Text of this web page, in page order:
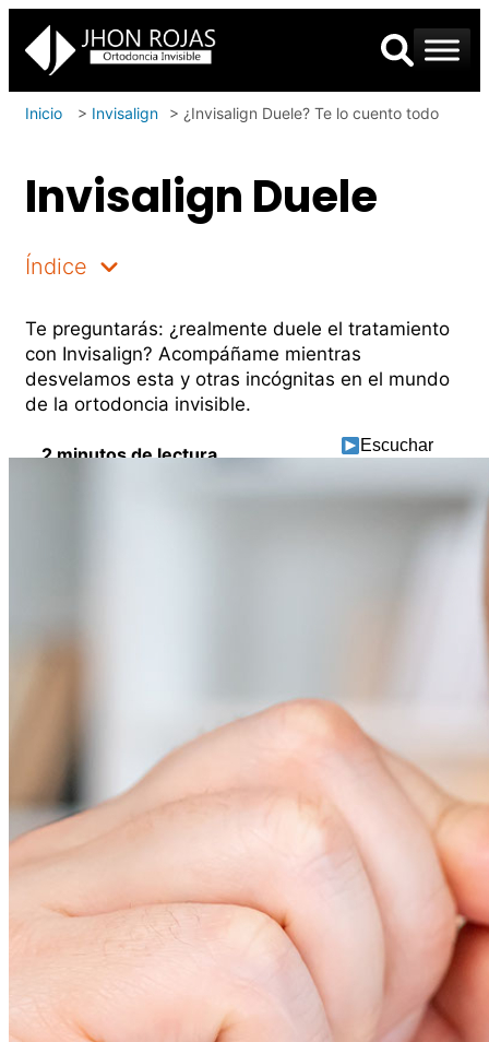
Inicio > Invisalign > ¿Invisalign Duele? Te lo cuento todo
Invisalign Duele
Índice
Te preguntarás: ¿realmente duele el tratamiento
con Invisalign? Acompáñame mientras
desvelamos esta y otras incógnitas en el mundo
de la ortodoncia invisible.
2 minutos de lectura Escuchar